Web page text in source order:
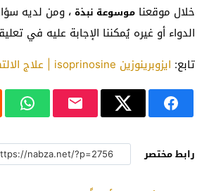
خلال موقعنا موسوعة نبذة ، ومن لديه
الدواء أو غيره يُمكننا الإجابة عليه في
تابع: ايزوبرينوزين isoprinosine | علاج الالتهابات والهربس
رابط مختصر